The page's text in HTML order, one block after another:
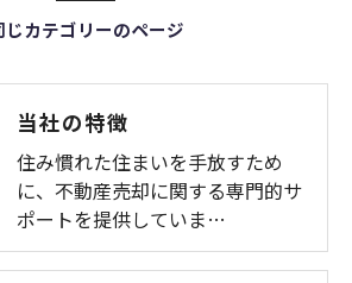
じカテゴリーのページ
当社の特徴
住み慣れた住まいを手放すため
に、不動産売却に関する専門的サ
ポートを提供していま…